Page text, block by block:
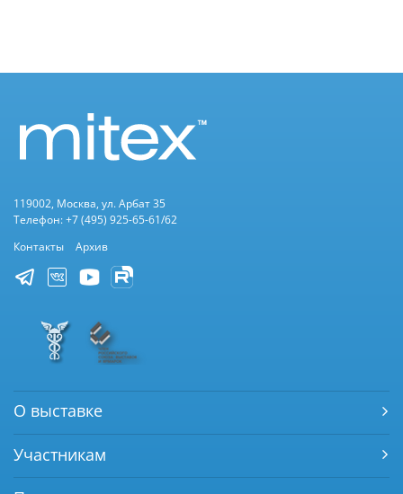
119002, Москва, ул. Арбат 35
Телефон: +7 (495) 925-65-61/62
Контакты
Архив
О выставке
Участникам